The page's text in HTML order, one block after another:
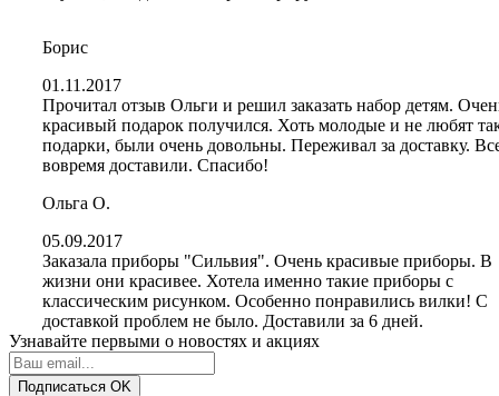
Борис
01.11.2017
Прочитал отзыв Ольги и решил заказать набор детям.
красивый подарок получился. Хоть молодые и не любят
подарки, были очень довольны. Переживал за доставку.
вовремя доставили. Спасибо!
Ольга О.
05.09.2017
Заказала приборы "Сильвия". Очень красивые приборы. В
жизни они красивее. Хотела именно такие приборы с
классическим рисунком. Особенно понравились вилки! С
доставкой проблем не было. Доставили за 6 дней.
Узнавайте первыми о новостях и акциях
Подписаться OK